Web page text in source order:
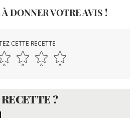
DONNER VOTRE AVIS !
CETTE RECETTE
?